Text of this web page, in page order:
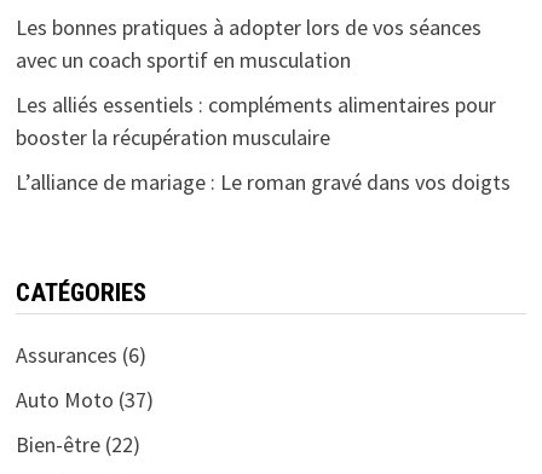
Les bonnes pratiques à adopter lors de vos séances
avec un coach sportif en musculation
Les alliés essentiels : compléments alimentaires pour
booster la récupération musculaire
L’alliance de mariage : Le roman gravé dans vos doigts
CATÉGORIES
Assurances (6)
Auto Moto (37)
Bien-être(22)